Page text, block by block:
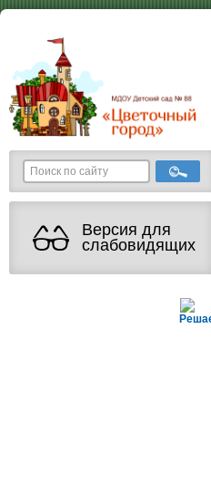
Версия для
слабовидящих